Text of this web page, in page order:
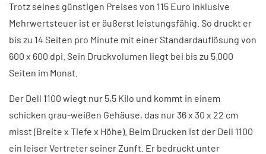
Trotz seines günstigen Preises von 115 Euro inklusive
Mehrwertsteuer ist er äußerst leistungsfähig. So druckt er
bis zu 14 Seiten pro Minute mit einer Standardauflösung von
600 x 600 dpi. Sein Druckvolumen liegt bei bis zu 5.000
Seiten im Monat.
Der Dell 1100 wiegt nur 5,5 Kilo und kommt in einem
schicken grau-weißen Gehäuse, das nur 36 x 30 x 22 cm
misst (Breite x Tiefe x Höhe). Beim Drucken ist der Dell 1100
ein leiser Vertreter seiner Zunft. Er bedruckt unter